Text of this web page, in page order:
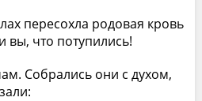
пересохла родовая кровь
вы, что потупились!
Собрались они с духом,